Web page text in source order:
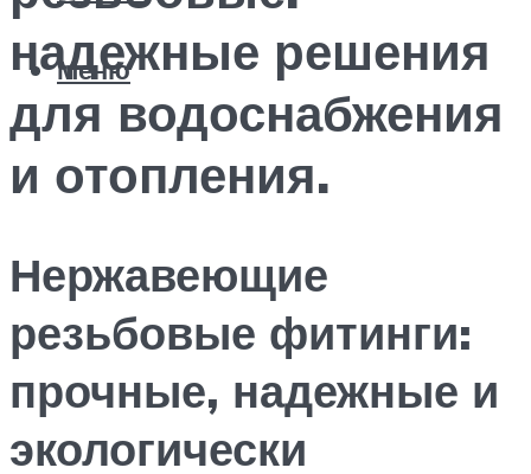
Меню
надежные решения
для водоснабжения
и отопления.
Нержавеющие
резьбовые фитинги:
прочные, надежные и
экологически